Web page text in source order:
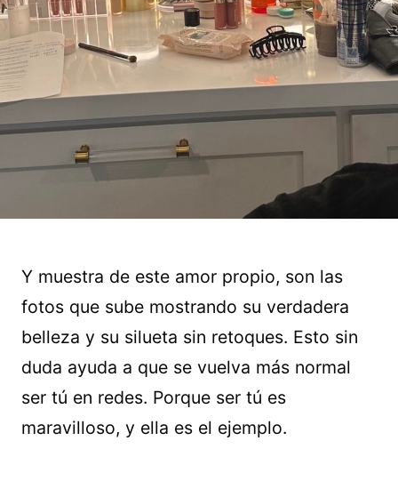
Y muestra de este amor propio, son las
fotos que sube mostrando su verdadera
belleza y su silueta sin retoques. Esto sin
duda ayuda a que se vuelva más normal
ser tú en redes. Porque ser tú es
maravilloso, y ella es el ejemplo.